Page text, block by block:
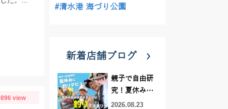
896 view
#清水港 海づり公園
新着店舗ブログ
親子で自由研
究！夏休みに
釣りデビュー
2026.08.23